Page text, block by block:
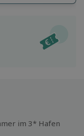
im 3* Hafen